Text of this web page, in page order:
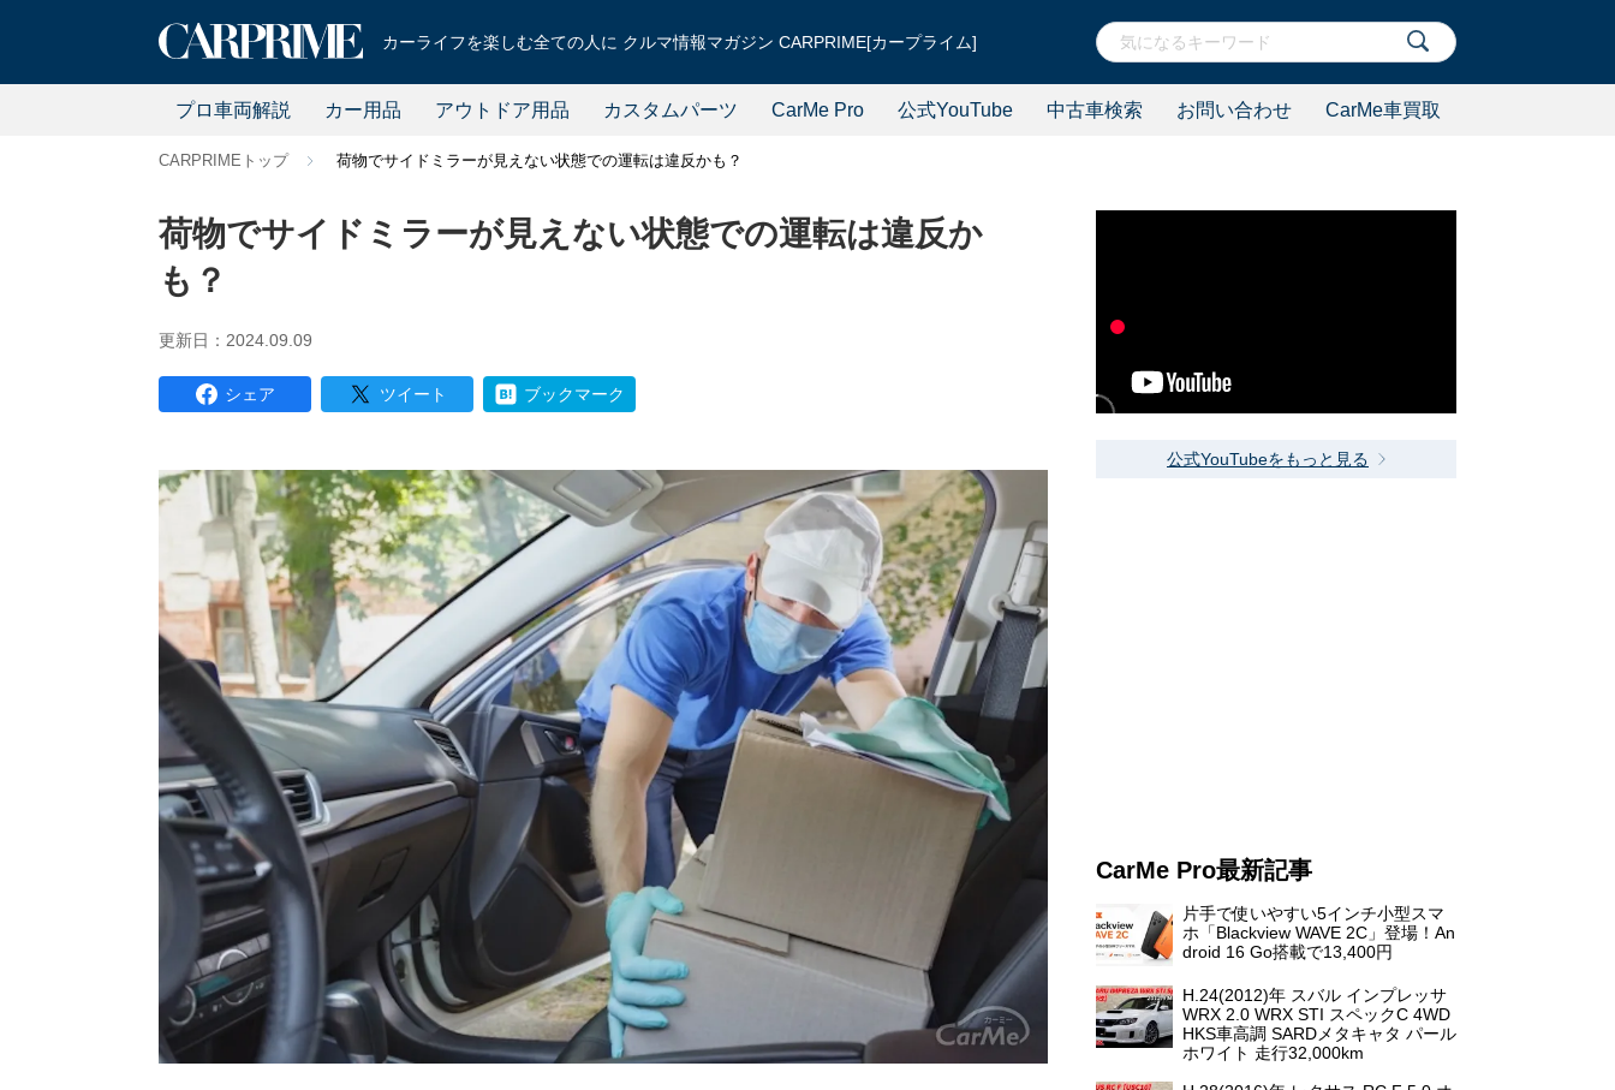
カーライフを楽しむ全ての人に クルマ情報マガジン CARPRIME[カープライム]
プロ車両解説 カー用品 アウトドア用品 カスタムパーツ CarMe Pro 公式YouTube 中古車検索 お問い合わせ CarMe車買取
CARPRIMEトップ 荷物でサイドミラーが見えない状態での運転は違反かも？
荷物でサイドミラーが見えない状態での運転は違反か
も？
更新日：2024.09.09
シェア ツイート ブックマーク
公式YouTubeをもっと見る
CarMe Pro最新記事
片手で使いやすい5インチ小型スマ
ホ「Blackview WAVE 2C」登場！An
droid 16 Go搭載で13,400円
H.24(2012)年 スバル インプレッサ
WRX 2.0 WRX STI スペックC 4WD
HKS車高調 SARDメタキャタ パール
ホワイト 走行32,000km